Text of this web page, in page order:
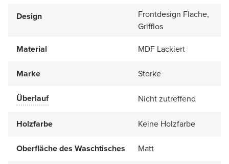
Design
Frontdesign Flache,
Grifflos
Material
MDF Lackiert
Marke Storke
Überlauf Nicht zutreffend
Holzfarbe Keine Holzfarbe
Oberfläche des Waschtisches Matt